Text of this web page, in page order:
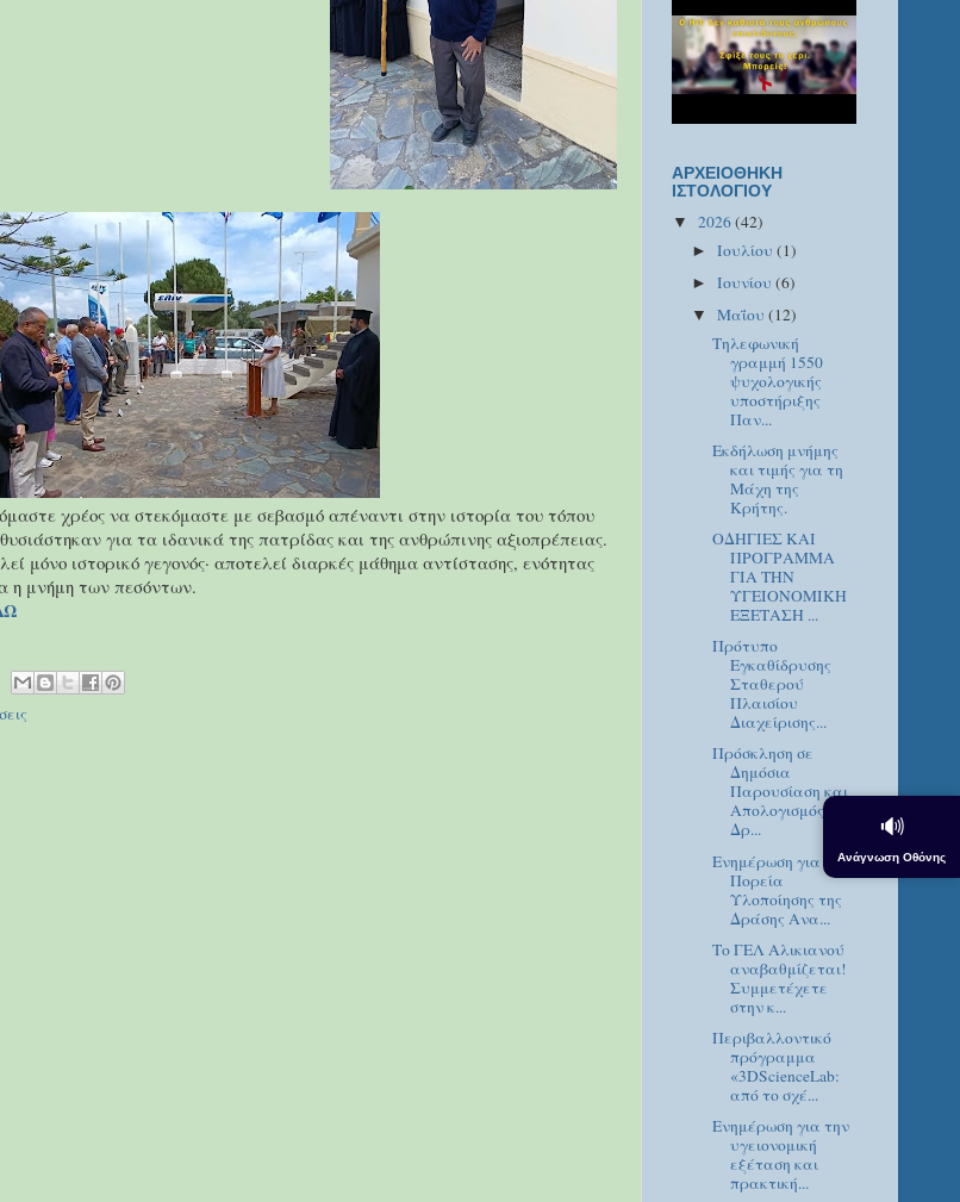
🔊
Ανάγνωση Οθόνης
χρέος να στεκόμαστε με σεβασμό απέναντι στην ιστορία του τόπου
για τα ιδανικά της πατρίδας και της ανθρώπινης αξιοπρέπειας.
μόνο ιστορικό γεγονός· αποτελεί διαρκές μάθημα αντίστασης, ενότητας
η μνήμη των πεσόντων.
ΑΡΧΕΙΟΘΗΚΗ
ΙΣΤΟΛΟΓΙΟΥ
▼ 2026(42)
►Ιουλίου(1)
►Ιουνίου(6)
▼Μαΐου(12)
Τηλεφωνική
γραμμή 1550
ψυχολογικής
υποστήριξης
Παν...
Εκδήλωση μνήμης
και τιμής για τη
Μάχη της
Κρήτης.
ΟΔΗΓΙΕΣ ΚΑΙ
ΠΡΟΓΡΑΜΜΑ
ΓΙΑ ΤΗΝ
ΥΓΕΙΟΝΟΜΙΚΗ
ΕΞΕΤΑΣΗ ...
Πρότυπο
Εγκαθίδρυσης
Σταθερού
Πλαισίου
Διαχείρισης...
Πρόσκληση σε
Δημόσια
Παρουσίαση και
Απολογισμός
Δρ...
Ενημέρωση για την
Πορεία
Υλοποίησης της
Δράσης Ανα...
Το ΓΕΛ Αλικιανού
αναβαθμίζεται!
Συμμετέχετε
στην κ...
Περιβαλλοντικό
πρόγραμμα
«3DScienceLab:
από το σχέ...
Ενημέρωση για την
υγειονομική
εξέταση και
πρακτική...